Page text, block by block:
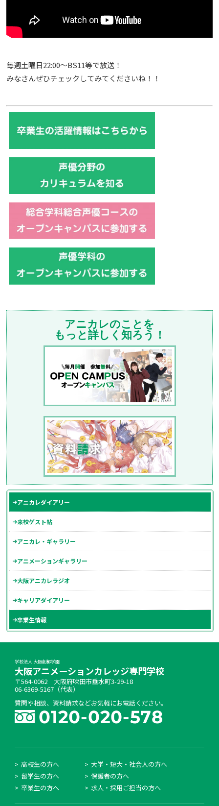
毎週土曜日22:00～BS11等で放送！
みなさんぜひチェックしてみてくださいね！！
アニカレのことを
もっと詳しく知ろう！
アニカレダイアリー
来校ゲスト帖
アニカレ・ギャラリー
アニメーションギャラリー
大阪アニカレラジオ
キャリアダイアリー
卒業生情報
学校法人 大阪創都学園
大阪アニメーションカレッジ専門学校
〒564-0062 大阪府吹田市垂水町3-29-18
06-6369-5167（代表）
質問や相談、資料請求などお気軽にお電話ください。
高校生の方へ
大学・短大・社会人の方へ
留学生の方へ
保護者の方へ
卒業生の方へ
求人・採用ご担当の方へ